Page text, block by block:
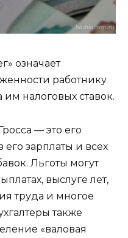
означает
работнику
налоговых ставок.
— это его
его зарплаты и всех
Льготы могут
выслуге лет,
труда и многое
также
«валовая